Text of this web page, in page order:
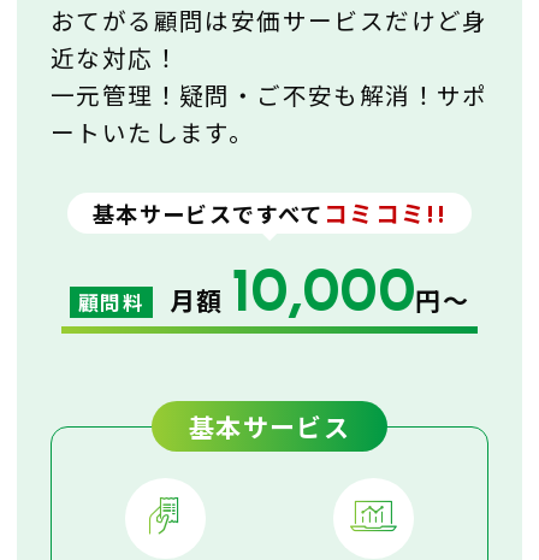
おてがる顧問は安価サービスだけど身
近な対応！
一元管理！疑問・ご不安も解消！サポ
ートいたします。
基本サービスですべて コミコミ!!
顧問料 月額 10,000円〜
基本サービス